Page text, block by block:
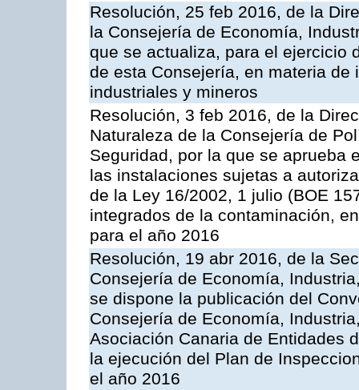
Resolución, 25 feb 2016, de la
la Consejería de Economía,
que se actualiza, para el ejercicio
de esta Consejería, en materia
industriales y mineros
Resolución, 3 feb 2016, de la
Naturaleza de la Consejería de
Seguridad, por la que se aprueba
las instalaciones sujetas a
de la Ley 16/2002, 1 julio (BOE
integrados de la contaminación,
para el año 2016
Resolución, 19 abr 2016, de la
Consejería de Economía,
se dispone la publicación del
Consejería de Economía,
Asociación Canaria de Entidades
la ejecución del Plan de
el año 2016